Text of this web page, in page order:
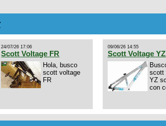
24/07/26 17:06
Scott Voltage FR
Hola, busco
scott voltage
FR
09/06/26 14:55
Scott Voltage
scott
YZ
con